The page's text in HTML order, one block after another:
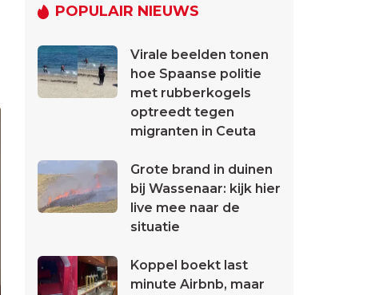
POPULAIR NIEUWS
Virale beelden tonen
hoe Spaanse politie
met rubberkogels
optreedt tegen
migranten in Ceuta
Grote brand in duinen
bij Wassenaar: kijk hier
live mee naar de
situatie
Koppel boekt last
minute Airbnb, maar